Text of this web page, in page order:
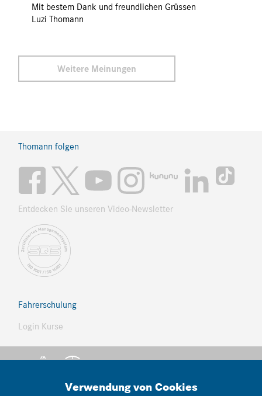
Mit bestem Dank und freundlichen Grüssen
Luzi Thomann
Weitere Meinungen
Thomann folgen
Entdecken Sie unseren Video-Newsletter
Fahrerschulung
Login Kurse
Verwendung von Cookies